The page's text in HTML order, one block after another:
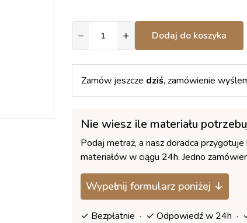
− + Dodaj do koszyka
Zamów jeszcze dziś, zamówienie
Nie wiesz ile materiału
Podaj metraż, a nasz doradca
materiałów w ciągu 24h. Jedno
Wypełnij formularz poniżej ↓
✓ Bezpłatnie · ✓ Odpowiedź w 24h ·